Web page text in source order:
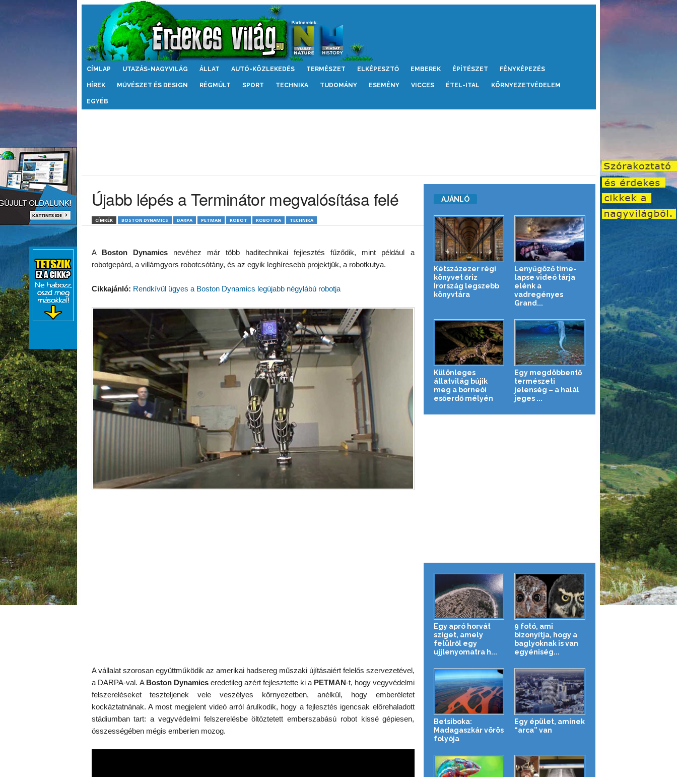
Érdekes
CÍMLAP UTAZÁS-NAGYVILÁG ÁLLAT AUTÓ-KÖZLEKEDÉS TERMÉSZET ELKÉPESZTŐ EMBEREK ÉPÍTÉSZET FÉNYKÉPEZÉS
HÍREK MŰVÉSZET ÉS DESIGN RÉGMÚLT SPORT TECHNIKA TUDOMÁNY ESEMÉNY VICCES ÉTEL-ITAL KÖRNYEZETVÉDELEM
EGYÉB
Újabb lépés a Terminátor megvalósítása felé
CÍMKÉK BOSTON DYNAMICS DARPA PETMAN ROBOT ROBOTIKA TECHNIKA
A Boston Dynamicsnevéhez már több haditechnikai fejlesztés fűződik, mint például a
robotgepárd, a villámgyors robotcsótány, és az egyik leghíresebb projektjük, a robotkutya.
Cikkajánló: Rendkívül ügyes a Boston Dynamics legújabb négylábú robotja
A vállalat szorosan együttműködik az amerikai hadsereg műszaki újításaiért felelős szervezetével,
a DARPA-val. A Boston Dynamicseredetileg azért fejlesztette ki a PETMAN-t, hogy vegyvédelmi
felszereléseket teszteljenek vele veszélyes környezetben, anélkül, hogy emberéletet
kockáztatnának. A most megjelent videó arról árulkodik, hogy a fejlesztés igencsak előrehaladott
stádiumban tart: a vegyvédelmi felszerelésbe öltöztetett emberszabású robot kissé gépiesen,
összességében mégis emberien mozog.
AJÁNLÓ
Kétszázezer régi
könyvet őriz
Írország legszebb
könyvtára
Lenyűgöző time-
lapse videó tárja
elénk a
vadregényes
Grand...
Különleges
állatvilág bújik
meg a borneói
esőerdő mélyén
Egy megdöbbentő
természeti
jelenség – a halál
jeges ...
Egy apró horvát
sziget, amely
felülről egy
ujjlenyomatra h...
9 fotó, ami
bizonyítja, hogy a
baglyoknak is van
egyéniség...
Betsiboka:
Madagaszkár vörös
folyója
Egy épület, aminek
“arca” van